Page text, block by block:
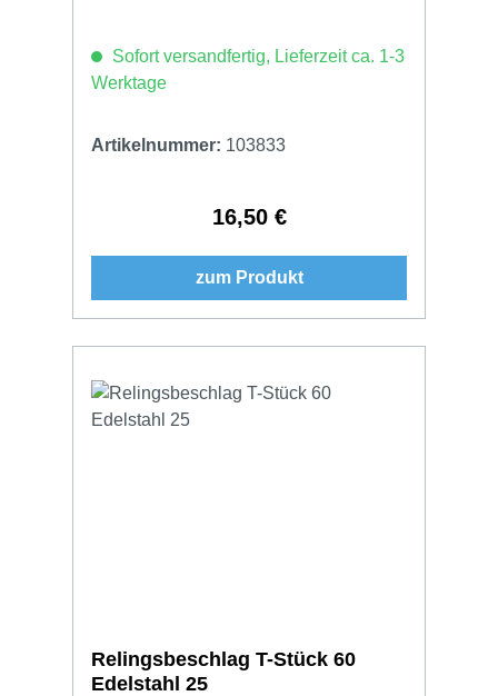
Sofort versandfertig, Lieferzeit ca. 1-3
Werktage
Artikelnummer: 103833
Regulärer Preis:
16,50 €
zum Produkt
Relingsbeschlag T-Stück 60
Edelstahl 25